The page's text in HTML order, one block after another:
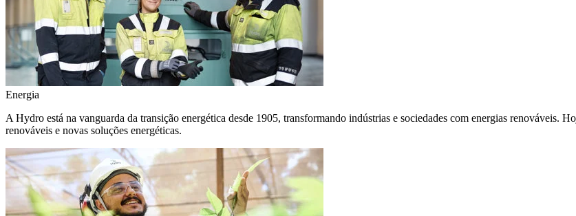
Energia
A Hydro está na vanguarda da transição energética desde 1905, transformando indústrias e sociedades com energias renováveis.
renováveis e novas soluções energéticas.